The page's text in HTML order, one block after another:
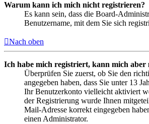
Warum kann ich mich nicht registrieren?
Es kann sein, dass die Board-
Benutzername, mit dem Sie sich
Nach oben
Ich habe mich registriert, kann mich aber
Überprüfen Sie zuerst, ob Sie den
angegeben haben, dass Sie unter 13
Ihr Benutzerkonto vielleicht aktiviert
der Registrierung wurde Ihnen
Mail-Adresse korrekt eingegeben
einen Administrator.